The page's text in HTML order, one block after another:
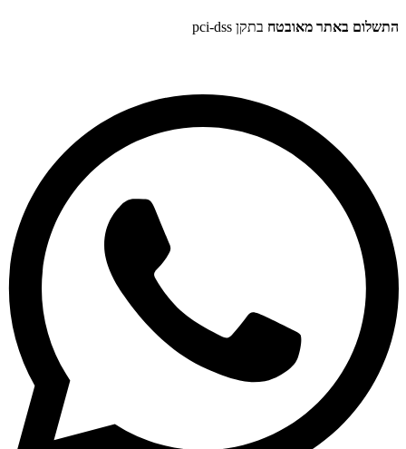
התשלום באתר מאובטח בתקן pci-dss